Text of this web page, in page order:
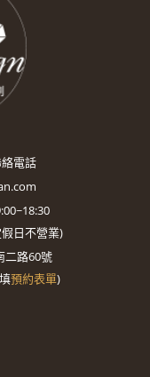
電話
日不營業)
二路60號
預約表單)